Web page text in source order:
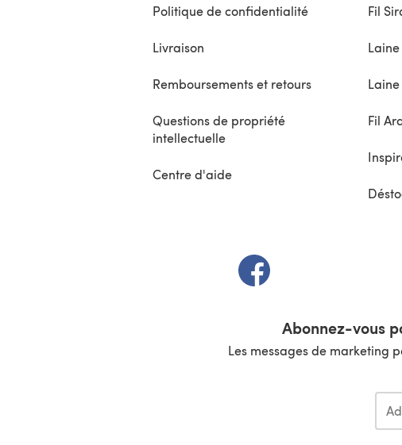
Politique de confidentialité
Livraison
Remboursements et retours
Questions de propriété
intellectuelle
Centre d'aide
Fil
Fil
(s'ouvre dans un nouvel
Abonnez-vous
Les messages de marketing